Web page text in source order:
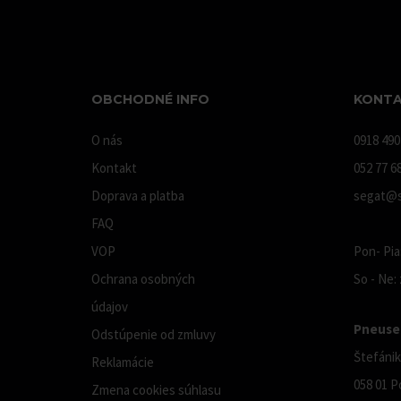
OBCHODNÉ INFO
O nás
Kontakt
Doprava a platba
FAQ
VOP
Ochrana osobných
údajov
Odstúpenie od zmluvy
Reklamácie
Zmena cookies súhlasu
0918
052 77
Pon-
So -
058 01